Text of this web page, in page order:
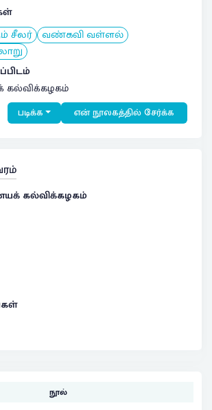
சீலர் வண்கவி வள்ளல்
படிக்க என் நூலகத்தில் சேர்க்க
கல்விக்கழகம்
நூல்